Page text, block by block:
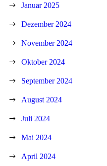
Januar 2025
Dezember 2024
November 2024
Oktober 2024
September 2024
August 2024
Juli 2024
Mai 2024
April 2024